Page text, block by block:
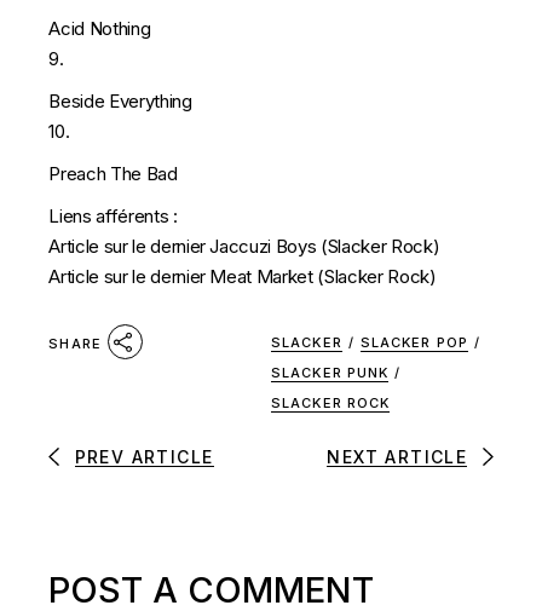
Acid Nothing
9.
Beside Everything
10.
Preach The Bad
Liens afférents :
Article sur le dernier Jaccuzi Boys (Slacker Rock)
Article sur le dernier Meat Market (Slacker Rock)
SHARE SLACKER / SLACKER POP /
SLACKER PUNK /
SLACKER ROCK
PREV ARTICLE NEXT ARTICLE
POST A COMMENT